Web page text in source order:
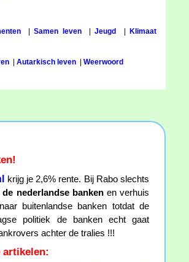
|Samen leven|Jeugd Klimaat
Autarkisch leven Weerwoord
krijg je 2,6% rente. Bij Rabo slechts
de nederlandse bankenen verhuis
buitenlandse banken totdat de
politiek de banken echt gaat
achter de tralies !!!
artikelen: